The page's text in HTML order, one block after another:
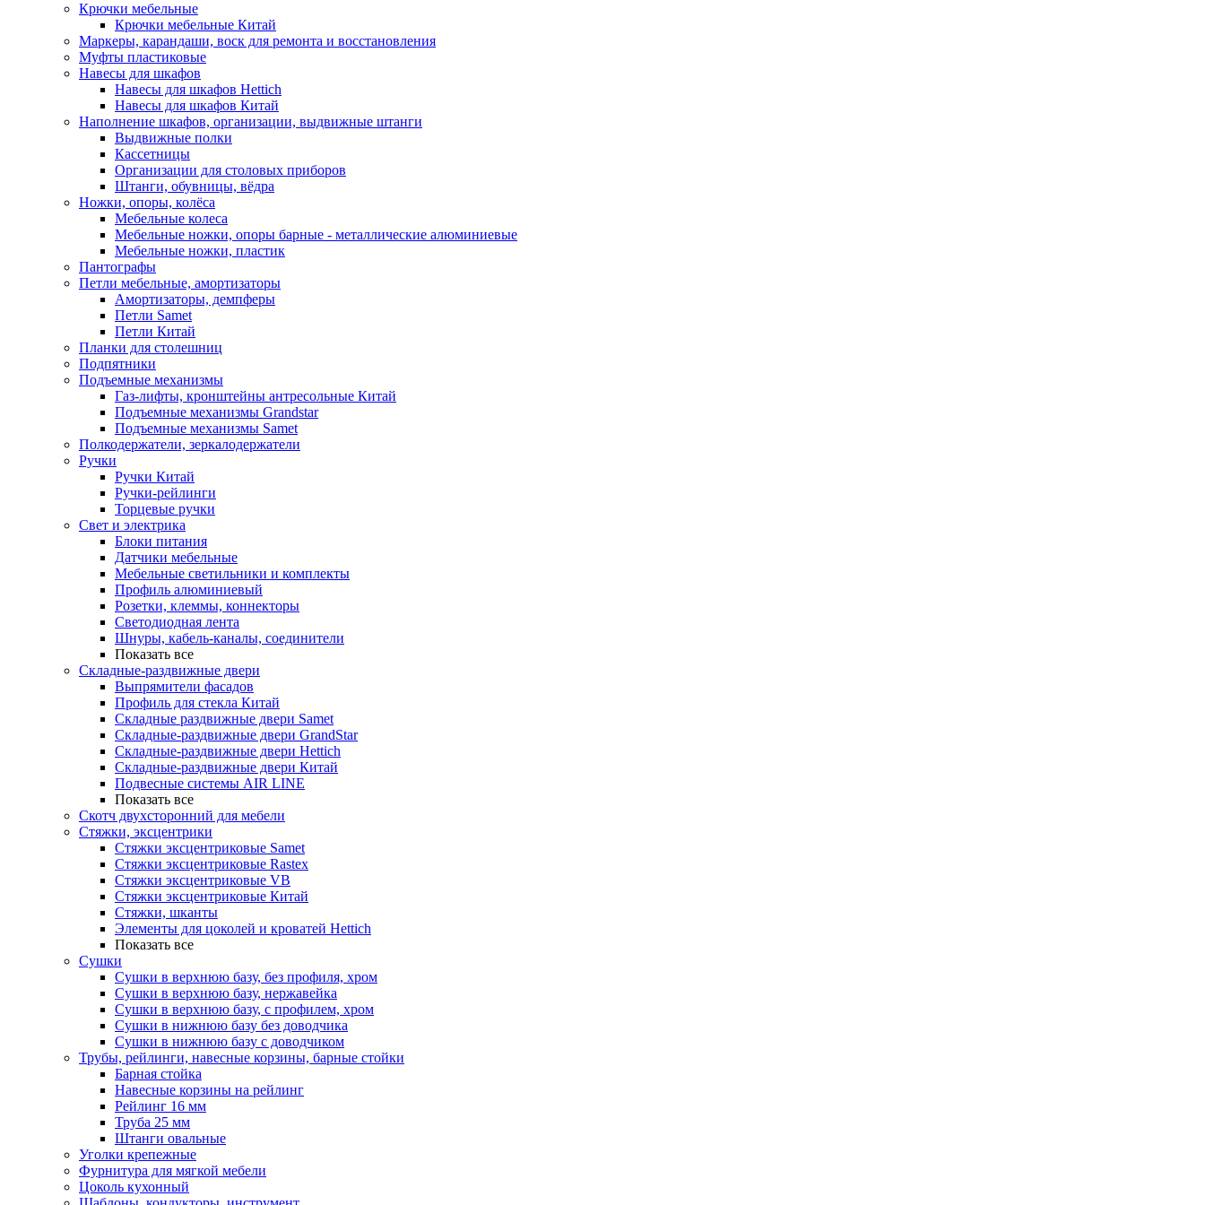
Крючки мебельные
Крючки мебельные Китай
Маркеры, карандаши, воск для ремонта и восстановления
Муфты пластиковые
Навесы для шкафов
Навесы для шкафов Hettich
Навесы для шкафов Китай
Наполнение шкафов, организации, выдвижные штанги
Выдвижные полки
Кассетницы
Организации для столовых приборов
Штанги, обувницы, вёдра
Ножки, опоры, колёса
Мебельные колеса
Мебельные ножки, опоры барные - металлические алюминиевые
Мебельные ножки, пластик
Пантографы
Петли мебельные, амортизаторы
Амортизаторы, демпферы
Петли Samet
Петли Китай
Планки для столешниц
Подпятники
Подъемные механизмы
Газ-лифты, кронштейны антресольные Китай
Подъемные механизмы Grandstar
Подъемные механизмы Samet
Полкодержатели, зеркалодержатели
Ручки
Ручки Китай
Ручки-рейлинги
Торцевые ручки
Свет и электрика
Блоки питания
Датчики мебельные
Мебельные светильники и комплекты
Профиль алюминиевый
Розетки, клеммы, коннекторы
Светодиодная лента
Шнуры, кабель-каналы, соединители
Показать все
Складные-раздвижные двери
Выпрямители фасадов
Профиль для стекла Китай
Складные раздвижные двери Samet
Складные-раздвижные двери GrandStar
Складные-раздвижные двери Hettich
Складные-раздвижные двери Китай
Подвесные системы AIR LINE
Показать все
Скотч двухсторонний для мебели
Стяжки, эксцентрики
Cтяжки эксцентриковые Samet
Стяжки эксцентриковые Rastex
Стяжки эксцентриковые VB
Стяжки эксцентриковые Китай
Стяжки, шканты
Элементы для цоколей и кроватей Hettich
Показать все
Сушки
Сушки в верхнюю базу, без профиля, хром
Сушки в верхнюю базу, нержавейка
Сушки в верхнюю базу, с профилем, хром
Сушки в нижнюю базу без доводчика
Сушки в нижнюю базу с доводчиком
Трубы, рейлинги, навесные корзины, барные стойки
Барная стойка
Навесные корзины на рейлинг
Рейлинг 16 мм
Труба 25 мм
Штанги овальные
Уголки крепежные
Фурнитура для мягкой мебели
Цоколь кухонный